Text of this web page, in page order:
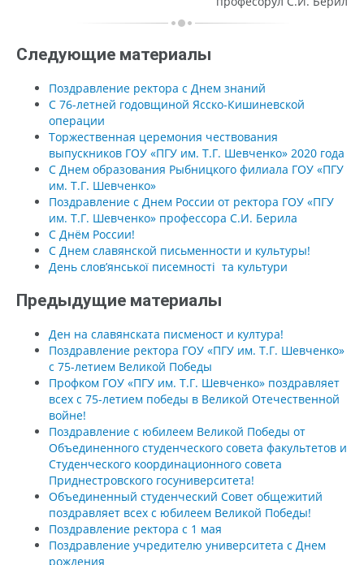
Следующие материалы
Поздравление ректора с Днем знаний
С 76-летней годовщиной Ясско-Кишиневской
операции
Торжественная церемония чествования
выпускников ГОУ «ПГУ им. Т.Г. Шевченко» 2020 года
С Днем образования Рыбницкого филиала ГОУ «ПГУ
им. Т.Г. Шевченко»
Поздравление с Днем России от ректора ГОУ «ПГУ
им. Т.Г. Шевченко» профессора С.И. Берила
С Днём России!
С Днем славянской письменности и культуры!
День слов’янської писемності та культури
Предыдущие материалы
Ден на славянската писменост и култура!
Поздравление ректора ГОУ «ПГУ им. Т.Г. Шевченко»
с 75-летием Великой Победы
Профком ГОУ «ПГУ им. Т.Г. Шевченко» поздравляет
всех с 75-летием победы в Великой Отечественной
войне!
Поздравление с юбилеем Великой Победы от
Объединенного студенческого совета факультетов и
Студенческого координационного совета
Приднестровского госуниверситета!
Объединенный студенческий Совет общежитий
поздравляет всех с юбилеем Великой Победы!
Поздравление ректора с 1 мая
Поздравление учредителю университета с Днем
рождения